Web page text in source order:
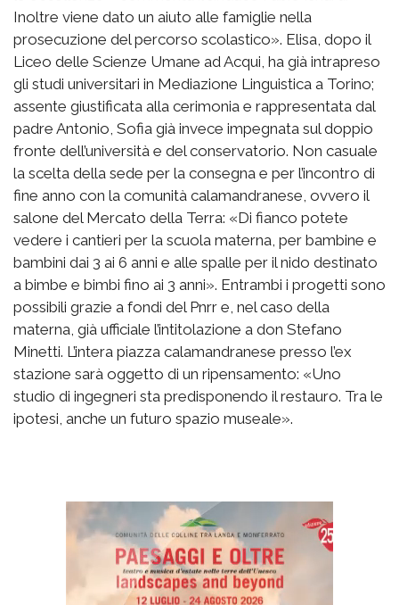
Inoltre viene dato un aiuto alle famiglie nella
prosecuzione del percorso scolastico». Elisa, dopo il
Liceo delle Scienze Umane ad Acqui, ha già intrapreso
gli studi universitari in Mediazione Linguistica a Torino;
assente giustificata alla cerimonia e rappresentata dal
padre Antonio, Sofia già invece impegnata sul doppio
fronte dell’università e del conservatorio. Non casuale
la scelta della sede per la consegna e per l’incontro di
fine anno con la comunità calamandranese, ovvero il
salone del Mercato della Terra: «Di fianco potete
vedere i cantieri per la scuola materna, per bambine e
bambini dai 3 ai 6 anni e alle spalle per il nido destinato
a bimbe e bimbi fino ai 3 anni». Entrambi i progetti sono
possibili grazie a fondi del Pnrr e, nel caso della
materna, già ufficiale l’intitolazione a don Stefano
Minetti. L’intera piazza calamandranese presso l’ex
stazione sarà oggetto di un ripensamento: «Uno
studio di ingegneri sta predisponendo il restauro. Tra le
ipotesi, anche un futuro spazio museale».